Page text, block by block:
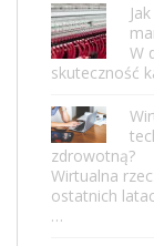
W
skuteczność
zdrowotną?
Wirtualna
ostatnich
…